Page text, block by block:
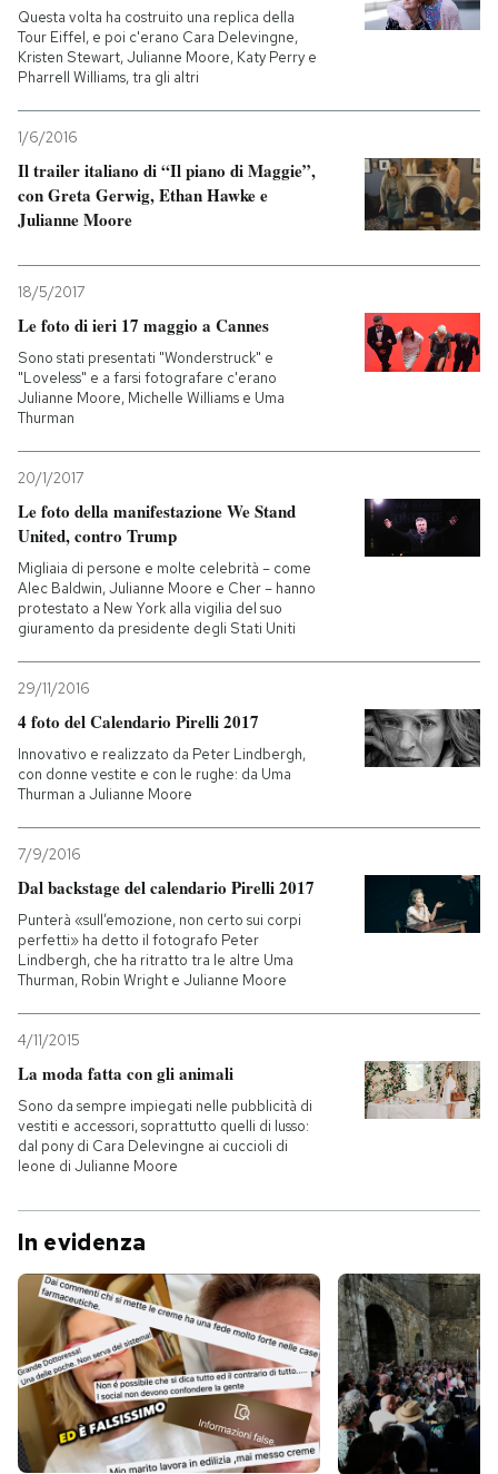
Questa volta ha costruito una replica della
Tour Eiffel, e poi c'erano Cara Delevingne,
Kristen Stewart, Julianne Moore, Katy Perry e
Pharrell Williams, tra gli altri
1/6/2016
Il trailer italiano di “Il piano di Maggie”,
con Greta Gerwig, Ethan Hawke e
Julianne Moore
18/5/2017
Le foto di ieri 17 maggio a Cannes
Sono stati presentati "Wonderstruck" e
"Loveless" e a farsi fotografare c'erano
Julianne Moore, Michelle Williams e Uma
Thurman
20/1/2017
Le foto della manifestazione We Stand
United, contro Trump
Migliaia di persone e molte celebrità – come
Alec Baldwin, Julianne Moore e Cher – hanno
protestato a New York alla vigilia del suo
giuramento da presidente degli Stati Uniti
29/11/2016
4 foto del Calendario Pirelli 2017
Innovativo e realizzato da Peter Lindbergh,
con donne vestite e con le rughe: da Uma
Thurman a Julianne Moore
7/9/2016
Dal backstage del calendario Pirelli 2017
Punterà «sull’emozione, non certo sui corpi
perfetti» ha detto il fotografo Peter
Lindbergh, che ha ritratto tra le altre Uma
Thurman, Robin Wright e Julianne Moore
4/11/2015
La moda fatta con gli animali
Sono da sempre impiegati nelle pubblicità di
vestiti e accessori, soprattutto quelli di lusso:
dal pony di Cara Delevingne ai cuccioli di
leone di Julianne Moore
In evidenza